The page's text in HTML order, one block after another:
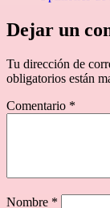
Dejar un
Tu dirección de
obligatorios están
Comentario *
Nombre *